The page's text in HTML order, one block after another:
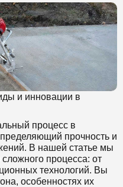
и инновации в
процесс в
прочность и
В нашей статье мы
процесса: от
технологий. Вы
особенностях их